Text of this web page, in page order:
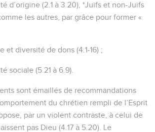
d’origine (2.1 à 3.20), *Juifs et non-Juifs
les autres, par grâce pour former «
et diversité de dons (4.1-16) ;
sociale (5.21 à 6.9).
sont émaillés de recommandations
du chrétien rempli de l’Esprit
par un violent contraste, à celui de
pas Dieu (4.17 à 5.20). Le